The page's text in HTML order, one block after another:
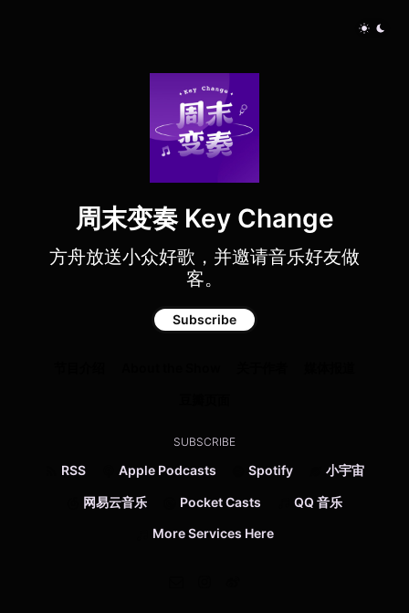
周末变奏 Key Change
方舟放送小众好歌，并邀请音乐好友做
客。
Subscribe
SUBSCRIBE
RSS Apple Podcasts Spotify 小宇宙
网易云音乐 Pocket Casts QQ 音乐
More Services Here